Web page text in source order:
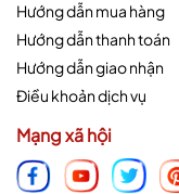
Hướng dẫn mua hàng
Hướng dẫn thanh toán
Hướng dẫn giao nhận
Điều khoản dịch vụ
Mạng xã hội